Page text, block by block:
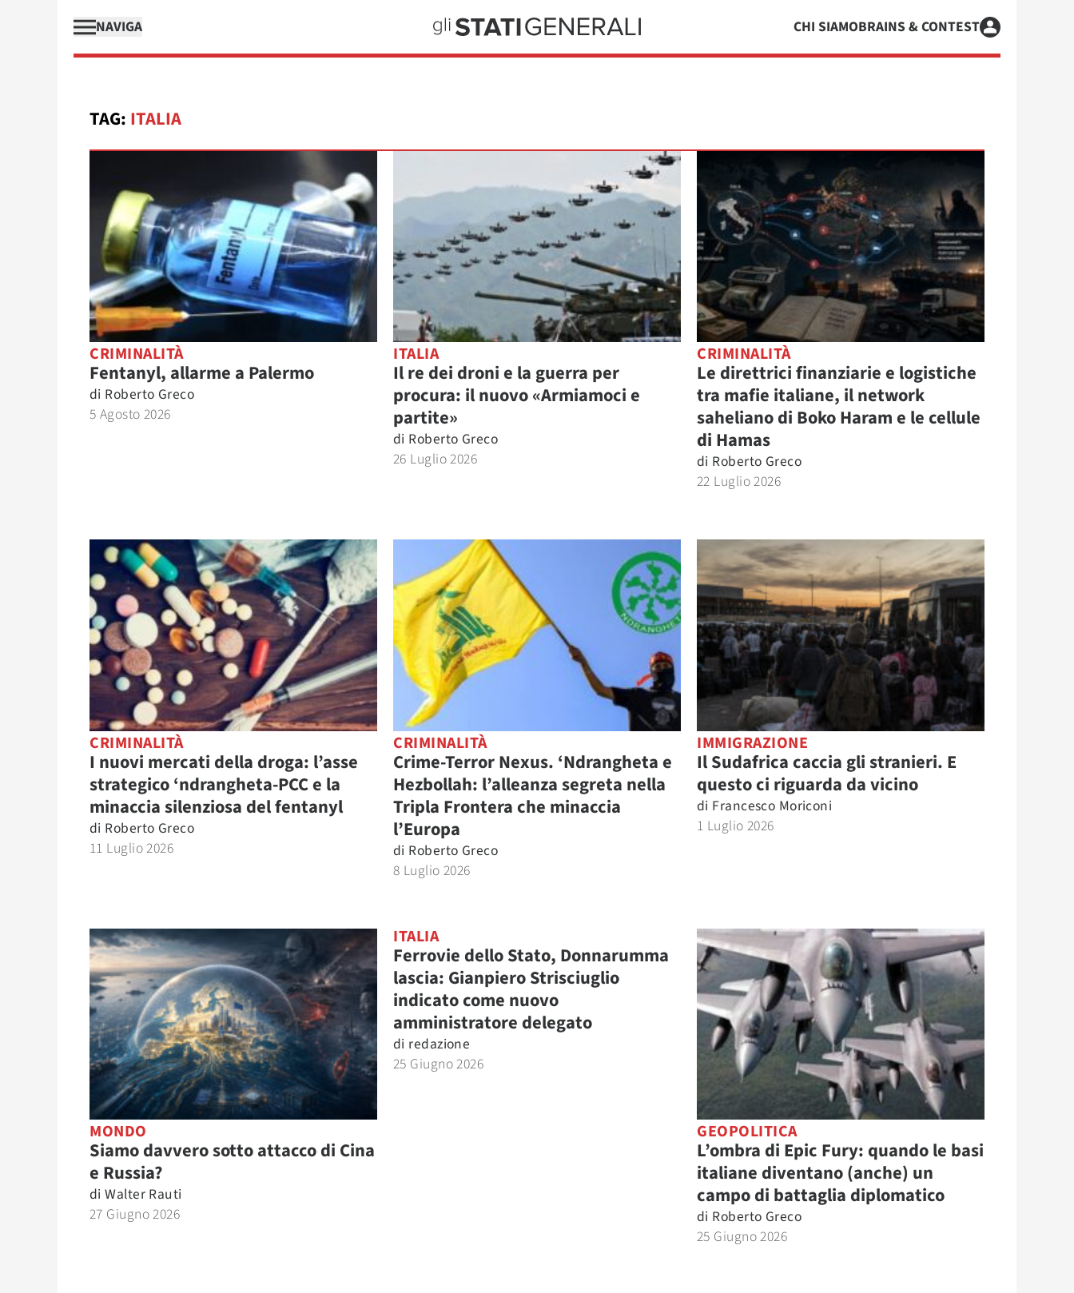
NAVIGA CHI SIAMOBRAINS & CONTEST
TAG: ITALIA
CRIMINALITÀ
Fentanyl, allarme a Palermo
di Roberto Greco
5 Agosto 2026
ITALIA
Il re dei droni e la guerra per
procura: il nuovo «Armiamoci e
partite»
di Roberto Greco
26 Luglio 2026
CRIMINALITÀ
Le direttrici finanziarie e logistiche
tra mafie italiane, il network
saheliano di Boko Haram e le cellule
di Hamas
di Roberto Greco
22 Luglio 2026
CRIMINALITÀ
I nuovi mercati della droga: l’asse
strategico ‘ndrangheta-PCC e la
minaccia silenziosa del fentanyl
di Roberto Greco
11 Luglio 2026
CRIMINALITÀ
Crime-Terror Nexus. ‘Ndrangheta e
Hezbollah: l’alleanza segreta nella
Tripla Frontera che minaccia
l’Europa
di Roberto Greco
8 Luglio 2026
IMMIGRAZIONE
Il Sudafrica caccia gli stranieri. E
questo ci riguarda da vicino
di Francesco Moriconi
1 Luglio 2026
MONDO
Siamo davvero sotto attacco di Cina
e Russia?
di Walter Rauti
27 Giugno 2026
ITALIA
Ferrovie dello Stato, Donnarumma
lascia: Gianpiero Strisciuglio
indicato come nuovo
amministratore delegato
di redazione
25 Giugno 2026
GEOPOLITICA
L’ombra di Epic Fury: quando le basi
italiane diventano (anche) un
campo di battaglia diplomatico
di Roberto Greco
25 Giugno 2026